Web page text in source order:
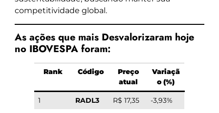
competitividade global.
As ações que mais Desvalorizaram hoje
no IBOVESPA foram:
Rank Código
Preço
atual
Variaçã
o (%)
1 RADL3 R$ 17,35
-3,93%